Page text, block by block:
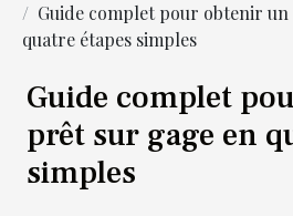
Guide complet pour obtenir
quatre étapes simples
Guide complet
prêt sur gage en
simples